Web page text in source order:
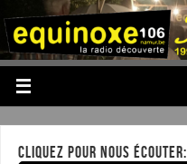
CLIQUEZ POUR NOUS ÉCOUTER: